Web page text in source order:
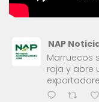
NAP
Marruecos
roja y abre